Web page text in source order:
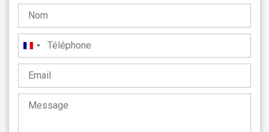
France
+33